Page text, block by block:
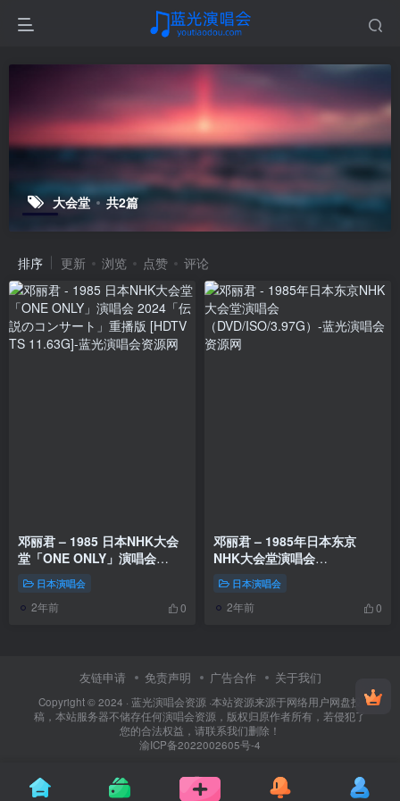
大会堂 共2篇
排序 更新 浏览 点赞 评论
邓丽君 – 1985 日本NHK大会
堂「ONE ONLY」演唱会
2024「伝説のコンサート」重
播版 [HDTV TS 11.63G]
日本演唱会
2年前 0
邓丽君 – 1985年日本东京
NHK大会堂演唱会
（DVD/ISO/3.97G）
日本演唱会
2年前 0
友链申请 免责声明 广告合作 关于我们
Copyright © 2024 · 蓝光演唱会资源 ·本站资源来源于网络用户网盘投
稿，本站服务器不储存任何演唱会资源，版权归原作者所有，若侵犯了
您的合法权益，请联系我们删除！
渝ICP备2022002605号-4